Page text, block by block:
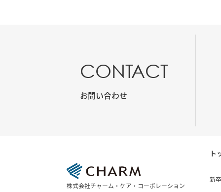
CONTACT
お問い合わせ
ト
新
株式会社チャーム・ケア・コーポレーション